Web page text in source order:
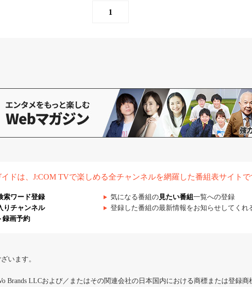
1
ドは、J:COM TVで楽しめる全チャンネルを網羅した番組表サイトで
索ワード登録 気になる番組の見たい番組 一覧への登録
りチャンネル
登録した番組の最新情報をお知らせしてくれ
録画予約
います。
Brands LLCおよび／またはその関連会社の日本国内における商標または登録商